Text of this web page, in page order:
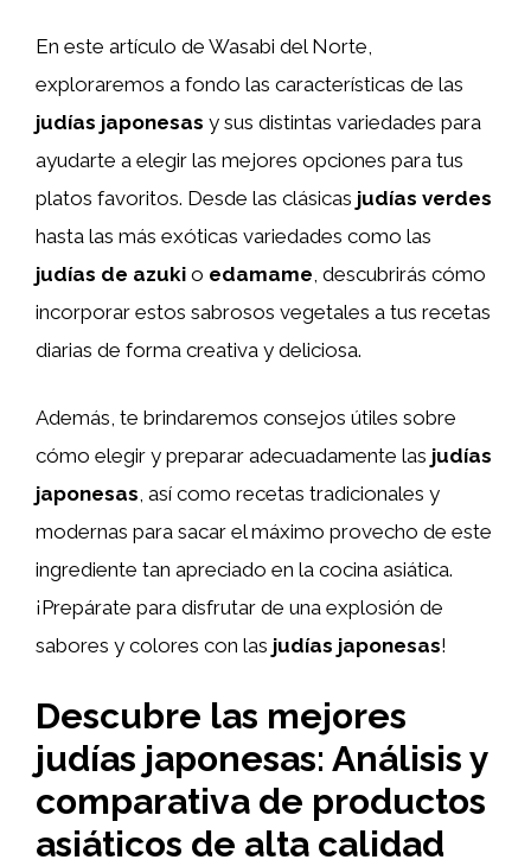
En este artículo de Wasabi del Norte,
exploraremos a fondo las características de las
judías japonesas y sus distintas variedades para
ayudarte a elegir las mejores opciones para tus
platos favoritos. Desde las clásicas judías verdes
hasta las más exóticas variedades como las
judías de azuki o edamame , descubrirás cómo
incorporar estos sabrosos vegetales a tus recetas
diarias de forma creativa y deliciosa.
Además, te brindaremos consejos útiles sobre
cómo elegir y preparar adecuadamente las judías
japonesas, así como recetas tradicionales y
modernas para sacar el máximo provecho de este
ingrediente tan apreciado en la cocina asiática.
¡Prepárate para disfrutar de una explosión de
sabores y colores con las judías japonesas!
Descubre las mejores
judías japonesas: Análisis y
comparativa de productos
asiáticos de alta calidad